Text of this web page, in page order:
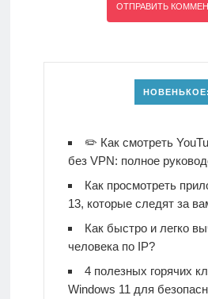
НОВЕНЬКОЕ:
✏️ Как смотреть
без VPN: полное
Как просмотреть
13, которые следят за
Как быстро и легко
человека по IP?
4 полезных горячих
Windows 11 для